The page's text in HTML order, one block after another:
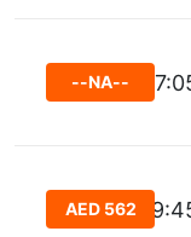
--NA--
AED 562